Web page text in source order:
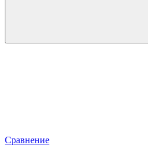
Сравнение